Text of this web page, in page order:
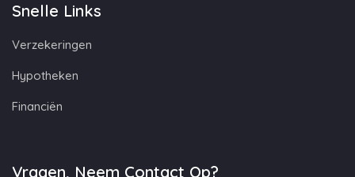
Snelle Links
Verzekeringen
Hypotheken
Financiën
Vragen, Neem Contact Op?